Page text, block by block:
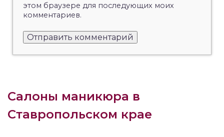
этом браузере для последующих моих
комментариев.
Салоны маникюра в
Ставропольском крае